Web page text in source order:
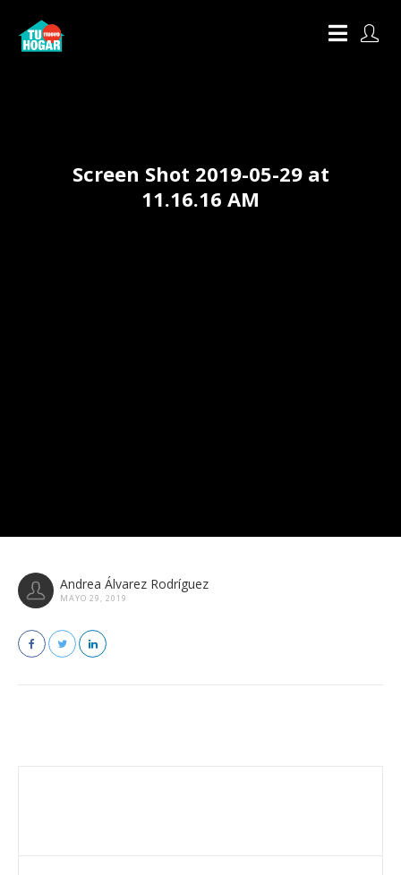
Screen Shot 2019-05-29 at
11.16.16 AM
Andrea Álvarez Rodríguez
MAYO 29, 2019